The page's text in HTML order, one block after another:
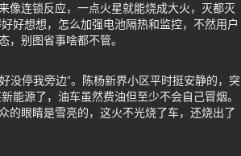
像连锁反应，一点火星就能烧成大火，灭都灭
好想想，怎么加强电池隔热和监控，不然用户
，别图省事啥都不管。
没停我旁边”。陈杨新界小区平时挺安静的，突
能源了，油车虽然费油但至少不会自己冒烟。
的眼睛是雪亮的，这火不光烧了车，还烧出了